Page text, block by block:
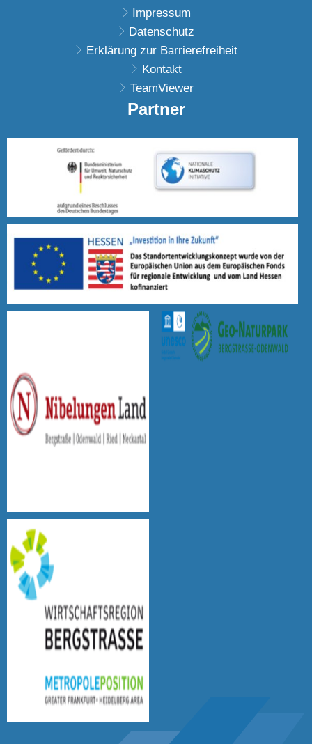
Impressum
Datenschutz
Erklärung zur Barrierefreiheit
Kontakt
TeamViewer
Partner